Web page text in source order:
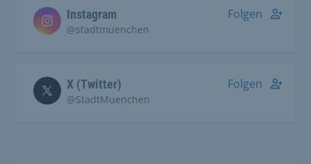
Instagram
@stadtmuenchen
Folgen
X (Twitter)
@StadtMuenchen
Folgen